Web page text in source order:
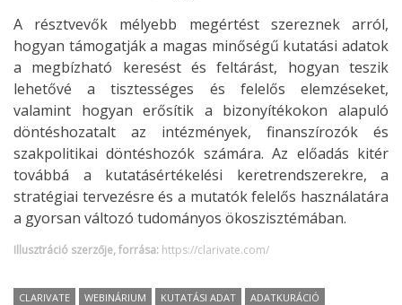
A résztvevők mélyebb megértést szereznek arról,
hogyan támogatják a magas minőségű kutatási adatok
a megbízható keresést és feltárást, hogyan teszik
lehetővé a tisztességes és felelős elemzéseket,
valamint hogyan erősítik a bizonyítékokon alapuló
döntéshozatalt az intézmények, finanszírozók és
szakpolitikai döntéshozók számára. Az előadás kitér
továbbá a kutatásértékelési keretrendszerekre, a
stratégiai tervezésre és a mutatók felelős használatára
a gyorsan változó tudományos ökoszisztémában.
Illusztráció szerzője, forrása: https://clarivate.com/
CLARIVATE WEBINÁRIUM KUTATÁSI ADAT ADATKURÁCIÓ